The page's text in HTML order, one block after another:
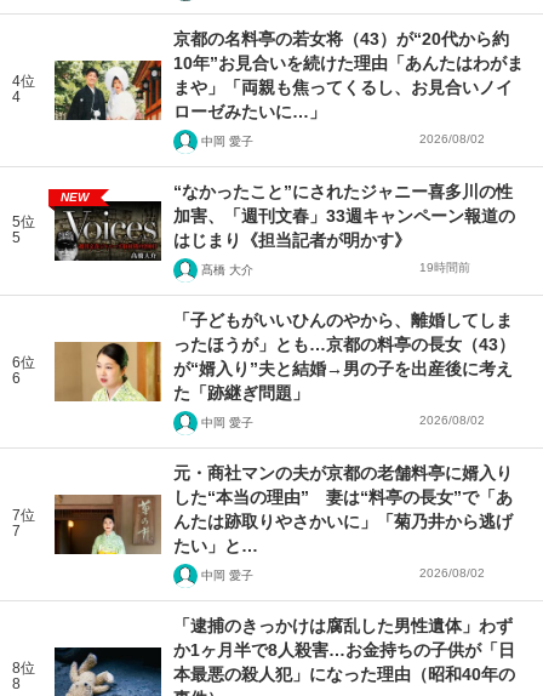
4位
4
京都の名料亭の若女将（43）が“20代から約
10年”お見合いを続けた理由「あんたはわがま
まや」「両親も焦ってくるし、お見合いノイ
ローゼみたいに…」
中岡 愛子 2026/08/02
5位
5
NEW
“なかったこと”にされたジャニー喜多川の性
加害、「週刊文春」33週キャンペーン報道の
はじまり《担当記者が明かす》
髙橋 大介 19時間前
6位
6
「子どもがいいひんのやから、離婚してしま
ったほうが」とも…京都の料亭の長女（43）
が“婿入り”夫と結婚→男の子を出産後に考え
た「跡継ぎ問題」
中岡 愛子 2026/08/02
7位
7
元・商社マンの夫が京都の老舗料亭に婿入り
した“本当の理由” 妻は“料亭の長女”で「あ
んたは跡取りやさかいに」「菊乃井から逃げ
たい」と…
中岡 愛子 2026/08/02
8位
8
「逮捕のきっかけは腐乱した男性遺体」わず
か1ヶ月半で8人殺害…お金持ちの子供が「日
本最悪の殺人犯」になった理由（昭和40年の